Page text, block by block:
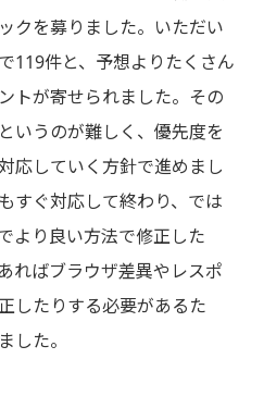
クを募りました。いただい
119件と、予想よりたくさん
トが寄せられました。その
いうのが難しく、優先度を
応していく方針で進めまし
すぐ対応して終わり、では
より良い方法で修正した
ればブラウザ差異やレスポ
したりする必要があるた
した。